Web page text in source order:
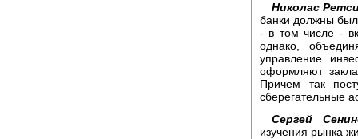
Николас
банки должны
- в том числе -
однако,
управление
оформляют
Причем так
сберегательные
Сергей
изучения рынка